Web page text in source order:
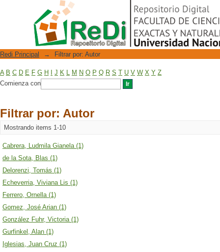
Filtrar por: Autor
Repositorio Digital
Redi Principal → Filtrar por: Autor
A B C D E F G H J K L M N O P Q R S T U V W X Y Z
Comienza con
Filtrar por: Autor
Mostrando items 1-10
Cabrera, Ludmila Gianela (1)
de la Sota, Blas (1)
Delorenzi, Tomás (1)
Echeverria, Viviana Lis (1)
Ferrero, Ornella (1)
Gomez, José Arian (1)
González Fuhr, Victoria (1)
Gurfinkel, Alan (1)
Iglesias, Juan Cruz (1)